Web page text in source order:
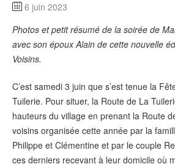
6 juin 2023
Photos et petit résumé de la soirée de
avec son époux Alain de cette nouvelle
Voisins.
C’est samedi 3 juin que s’est tenue la
Tuilerie. Pour situer, la Route de La
hauteurs du village en prenant la Route
voisins organisée cette année par la
Philippe et Clémentine et par le couple
ces derniers recevant à leur domicile où